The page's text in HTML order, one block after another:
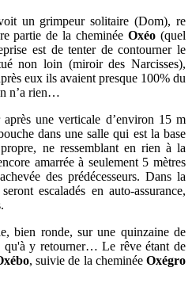
un grimpeur solitaire (Dom), re
partie de la cheminéeOxéo (quel
est de tenter de contourner le
non loin (miroir des Narcisses),
eux ils avaient presque 100% du
n’a rien…
une verticale d’environ 15 m
dans une salle qui est la base
ne ressemblant en rien à la
amarrée à seulement 5 mètres
des prédécesseurs. Dans la
escaladés en auto-assurance,
bien ronde, sur une quinzaine de
qu'à y retourner… Le rêve étant de
, suivie de la cheminéeOxégro